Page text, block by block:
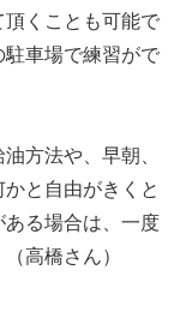
くことも可能で
車場で練習がで
方法や、早朝、
と自由がきくと
ある場合は、一度
高橋さん）